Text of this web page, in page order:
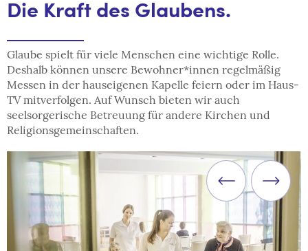
Die Kraft des Glaubens.
Glaube spielt für viele Menschen eine wichtige Rolle.
Deshalb können unsere Bewohner*innen regelmäßig
Messen in der hauseigenen Kapelle feiern oder im Haus-
TV mitverfolgen. Auf Wunsch bieten wir auch
seelsorgerische Betreuung für andere Kirchen und
Religionsgemeinschaften.